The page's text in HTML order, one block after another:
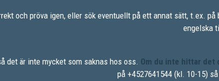
och pröva igen, eller sök eventuellt på ett annat sätt, t.ex.
engelska
det är inte mycket som saknas hos oss. Om du inte hittar det
på +4527641544 (kl. 10-15)